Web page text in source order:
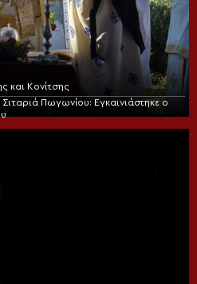
και Κονίτσης
Σιταριά Πωγωνίου: Εγκαινιάστηκε ο